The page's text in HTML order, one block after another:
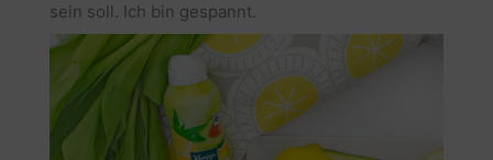
sein soll. Ich bin gespannt.